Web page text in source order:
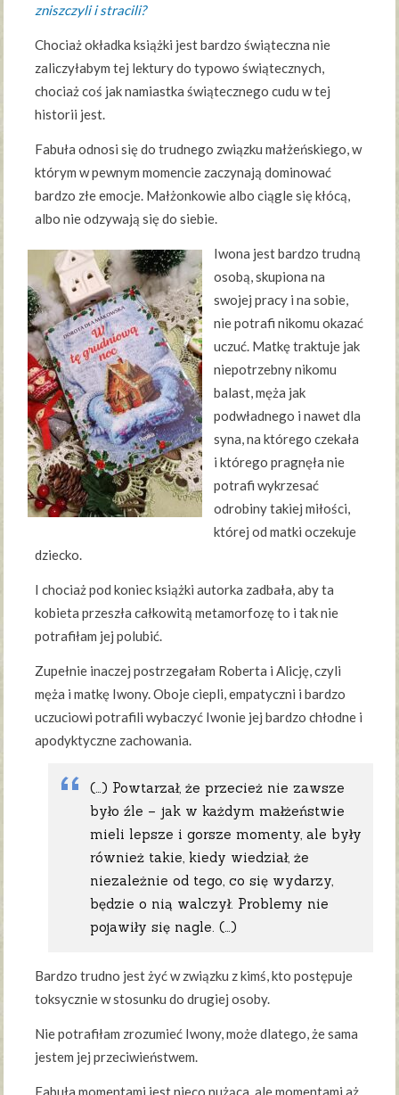
zniszczyli i stracili?
Chociaż okładka książki jest bardzo świąteczna nie
zaliczyłabym tej lektury do typowo świątecznych,
chociaż coś jak namiastka świątecznego cudu w tej
historii jest.
Fabuła odnosi się do trudnego związku małżeńskiego, w
którym w pewnym momencie zaczynają dominować
bardzo złe emocje. Małżonkowie albo ciągle się kłócą,
albo nie odzywają się do siebie.
Iwona jest bardzo trudną
osobą, skupiona na
swojej pracy i na sobie,
nie potrafi nikomu okazać
uczuć. Matkę traktuje jak
niepotrzebny nikomu
balast, męża jak
podwładnego i nawet dla
syna, na którego czekała
i którego pragnęła nie
potrafi wykrzesać
odrobiny takiej miłości,
której od matki oczekuje
dziecko.
I chociaż pod koniec książki autorka zadbała, aby ta
kobieta przeszła całkowitą metamorfozę to i tak nie
potrafiłam jej polubić.
Zupełnie inaczej postrzegałam Roberta i Alicję, czyli
męża i matkę Iwony. Oboje ciepli, empatyczni i bardzo
uczuciowi potrafili wybaczyć Iwonie jej bardzo chłodne i
apodyktyczne zachowania.
(…) Powtarzał, że przecież nie zawsze
było źle – jak w każdym małżeństwie
mieli lepsze i gorsze momenty, ale były
również takie, kiedy wiedział, że
niezależnie od tego, co się wydarzy,
będzie o nią walczył. Problemy nie
pojawiły się nagle. (…)
Bardzo trudno jest żyć w związku z kimś, kto postępuje
toksycznie w stosunku do drugiej osoby.
Nie potrafiłam zrozumieć Iwony, może dlatego, że sama
jestem jej przeciwieństwem.
Fabuła momentami jest nieco nużąca, ale momentami aż